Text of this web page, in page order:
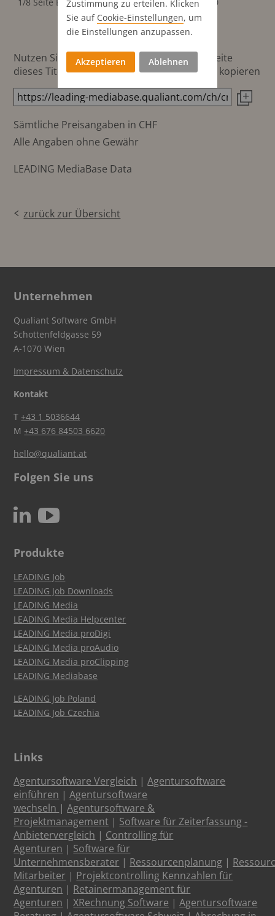
mm
Nutzen Sie diesen Button um den Link zur Seite
dieses Titels direkt in die Zwischenablage zu kopieren
Sämtliche Preisangaben in CHF
Alle Angaben ohne Gewähr
LEADING MediaBase Data
zurück zur Übersicht
Unternehmen
Qualiant Software GmbH
Schottenfeldgasse 59
A-1070 Wien
Impressum & Datenschutz
Kontakt
T+43 1 5036644
M+43 676 84503 6620
hello@qualiant.at
Folgen Sie uns
N c
Produkte
LEADING Job
LEADING Job Downloads
LEADING Media
LEADING Media Helpcenter
LEADING Media proDigi
LEADING Media proAudio
LEADING Media proClipping
LEADING Mediabase
LEADING Job Poland
LEADING Job Czechia
Links
Agentursoftware Vergleich |Agentursoftware
einführen |Agentursoftware
wechseln |Agentursoftware &
Projektmanagement | Software für Zeiterfassung -
Anbietervergleich | Controlling für
Agenturen | Software für
Unternehmensberater | Ressourcenplanung |
Mitarbeiter | Projektcontrolling Kennzahlen für
Agenturen | Retainermanagement für
Agenturen |XRechnung Software |Agentursoftware
Zustimmung zu erteilen. Klicken
Sie auf Cookie-Einstellungen, um
die Einstellungen anzupassen.
Akzeptieren Ablehnen